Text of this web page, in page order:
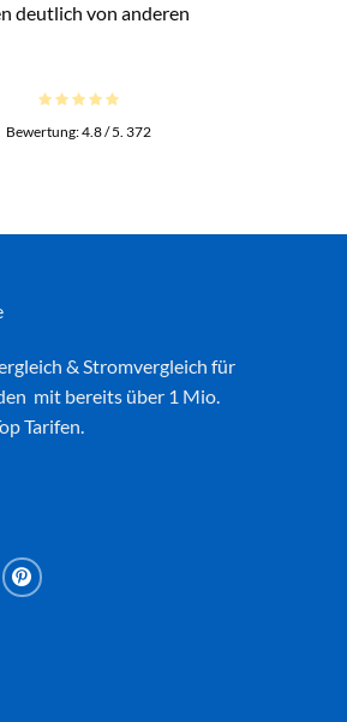
deutlich von anderen
Bewertung:4.8/ 5. 372
& Stromvergleich für
mit bereits über 1 Mio.
Tarifen.